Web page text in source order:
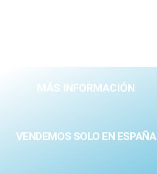
MÁS INFORMACIÓN
VENDEMOS SOLO EN ESPAÑA